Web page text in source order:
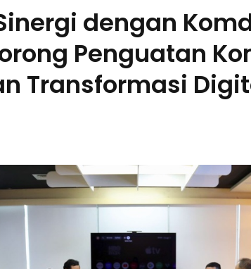
dengan
Penguatan
Transformasi